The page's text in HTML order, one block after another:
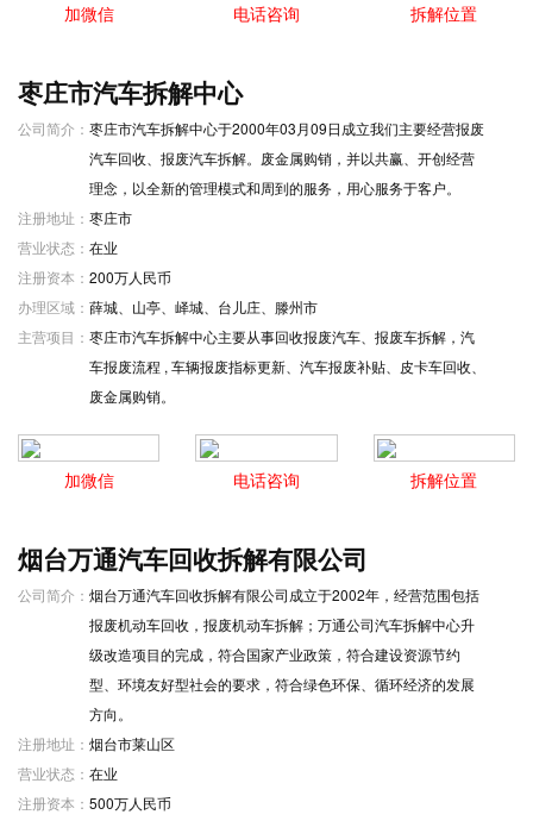
拆解位置
电话咨询
加微信
枣庄市汽车拆解中心
公司简介： 枣庄市汽车拆解中心于2000年03月09日成立我们主要经营报废
汽车回收、报废汽车拆解。废金属购销，并以共赢、开创经营
理念，以全新的管理模式和周到的服务，用心服务于客户。
注册地址： 枣庄市
营业状态： 在业
注册资本： 200万人民币
办理区域： 薛城、山亭、峄城、台儿庄、滕州市
主营项目： 枣庄市汽车拆解中心主要从事回收报废汽车、报废车拆解，汽
车报废流程 , 车辆报废指标更新、汽车报废补贴、皮卡车回收、
废金属购销。
拆解位置
电话咨询
加微信
烟台万通汽车回收拆解有限公司
公司简介： 烟台万通汽车回收拆解有限公司成立于2002年，经营范围包括
报废机动车回收，报废机动车拆解；万通公司汽车拆解中心升
级改造项目的完成，符合国家产业政策，符合建设资源节约
型、环境友好型社会的要求，符合绿色环保、循环经济的发展
方向。
注册地址： 烟台市莱山区
营业状态： 在业
注册资本： 500万人民币